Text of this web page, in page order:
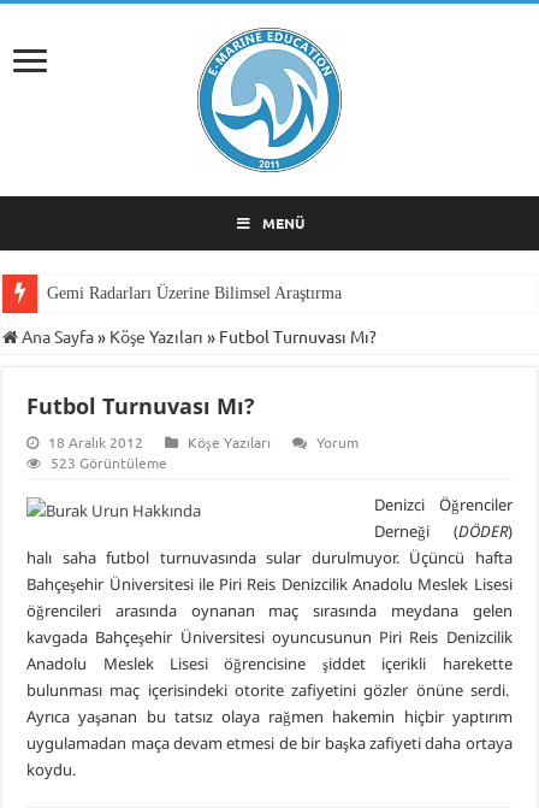
MENÜ
Gemi Radarları Üzerine Bilimsel Araştırma
Ana Sayfa» Köşe Yazıları » Futbol Turnuvası Mı?
Futbol Turnuvası Mı?
18 Aralık 2012 Köşe Yazıları
Yorum
523 Görüntüleme
Denizci Öğrenciler
Derneği (DÖDER)
halı saha futbol turnuvasında sular durulmuyor. Üçüncü hafta
Bahçeşehir Üniversitesi ile Piri Reis Denizcilik Anadolu Meslek Lisesi
öğrencileri arasında oynanan maç sırasında meydana gelen
kavgada Bahçeşehir Üniversitesi oyuncusunun Piri Reis Denizcilik
Anadolu Meslek Lisesi öğrencisine şiddet içerikli harekette
bulunması maç içerisindeki otorite zafiyetini gözler önüne serdi.
Ayrıca yaşanan bu tatsız olaya rağmen hakemin hiçbir yaptırım
uygulamadan maça devam etmesi de bir başka zafiyeti daha ortaya
koydu.